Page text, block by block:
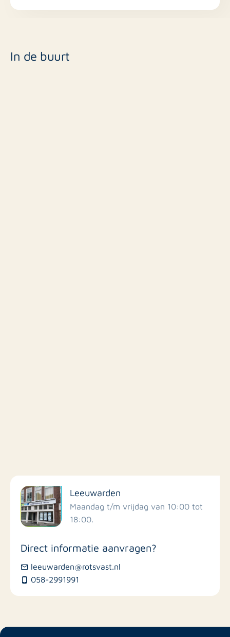
In de buurt
Filter op faciliteiten
Scholen
Busstations
Leeuwarden
Maandag t/m vrijdag van 10:00 tot
18:00.
Direct informatie aanvragen?
leeuwarden@rotsvast.nl
058-2991991